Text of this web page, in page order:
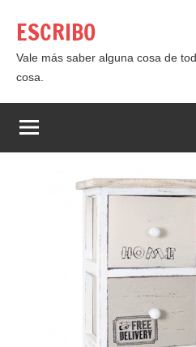
contenido
ESCRIBO
Vale más saber alguna cosa de
cosa.